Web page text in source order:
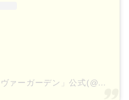
「劇場版 ヴァイオレット・エヴァーガーデン」公式(@violetevergarden_movie)がシェアした投稿